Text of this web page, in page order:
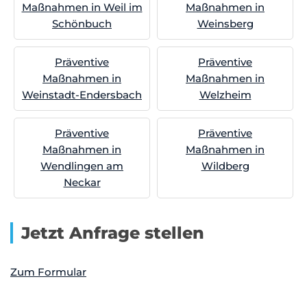
Maßnahmen in Weil im
Schönbuch
Maßnahmen in
Weinsberg
Präventive
Maßnahmen in
Weinstadt-Endersbach
Präventive
Maßnahmen in
Welzheim
Präventive
Maßnahmen in
Wendlingen am
Neckar
Präventive
Maßnahmen in
Wildberg
Jetzt Anfrage stellen
Zum Formular